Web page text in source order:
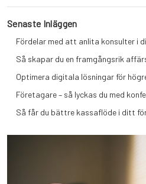
Senaste Inläggen
Fördelar med att anlita konsulter i
Så skapar du en framgångsrik
Optimera digitala lösningar för
Företagare – så lyckas du med
Så får du bättre kassaflöde i ditt